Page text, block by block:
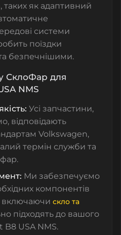
таких як адаптивний
системи
поїздки
безпечнішими.
СклоФар для
NMS
Усі запчастини,
відповідають
Volkswagen,
термін служби та
Ми забезпечуємо
компонентів
включаючи скло та
підходять до вашого
B8 USA NMS.